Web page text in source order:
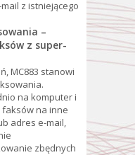
z istniejącego
–
z super-
MC883 stanowi
na komputer i
na inne
adres e-mail,
zbędnych